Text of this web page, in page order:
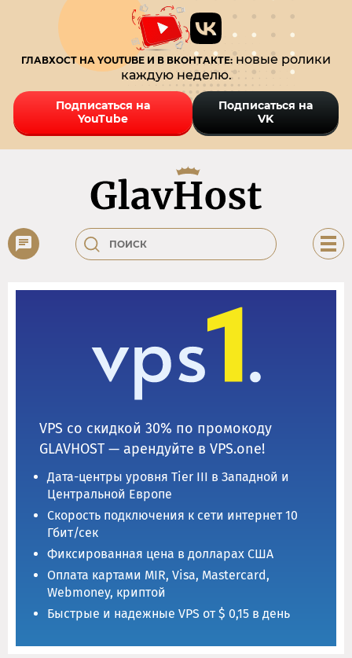
ГЛАВХОСТ НА YOUTUBE И В ВКОНТАКТЕ:новые ролики
каждую неделю.
Подписаться на
YouTube
Подписаться на
VK
VPS со скидкой 30% по промокоду
GLAVHOST — арендуйте в VPS.one!
Дата-центры уровня Tier III в Западной и
Центральной Европе
Скорость подключения к сети интернет 10
Гбит/сек
Фиксированная цена в долларах США
Оплата картами MIR, Visa, Mastercard,
Webmoney, криптой
Быстрые и надежные VPS от $ 0,15 в день